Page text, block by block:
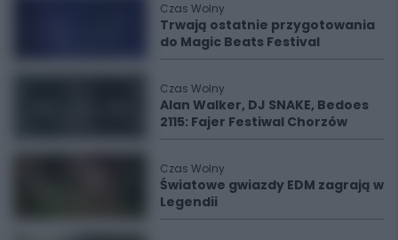
Czas Wolny
Trwają ostatnie przygotowania
do Magic Beats Festival
Czas Wolny
Alan Walker, DJ SNAKE, Bedoes
2115: Fajer Festiwal Chorzów
Czas Wolny
Światowe gwiazdy EDM zagrają w
Legendii